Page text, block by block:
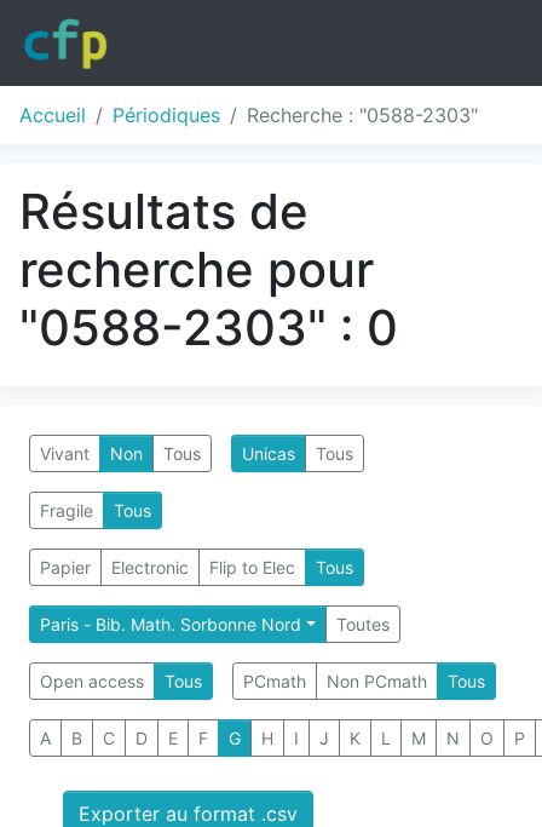
Accueil Périodiques Recherche : "0588-2303"
Résultats de
recherche pour
"0588-2303" : 0
Vivant Non Tous Unicas Tous
Fragile Tous
Papier Electronic Flip to Elec Tous
Paris - Bib. Math. Sorbonne Nord Toutes
Open access Tous PCmath Non PCmath Tous
A B C D E F G H I J K L M N O P
Exporter au format .csv